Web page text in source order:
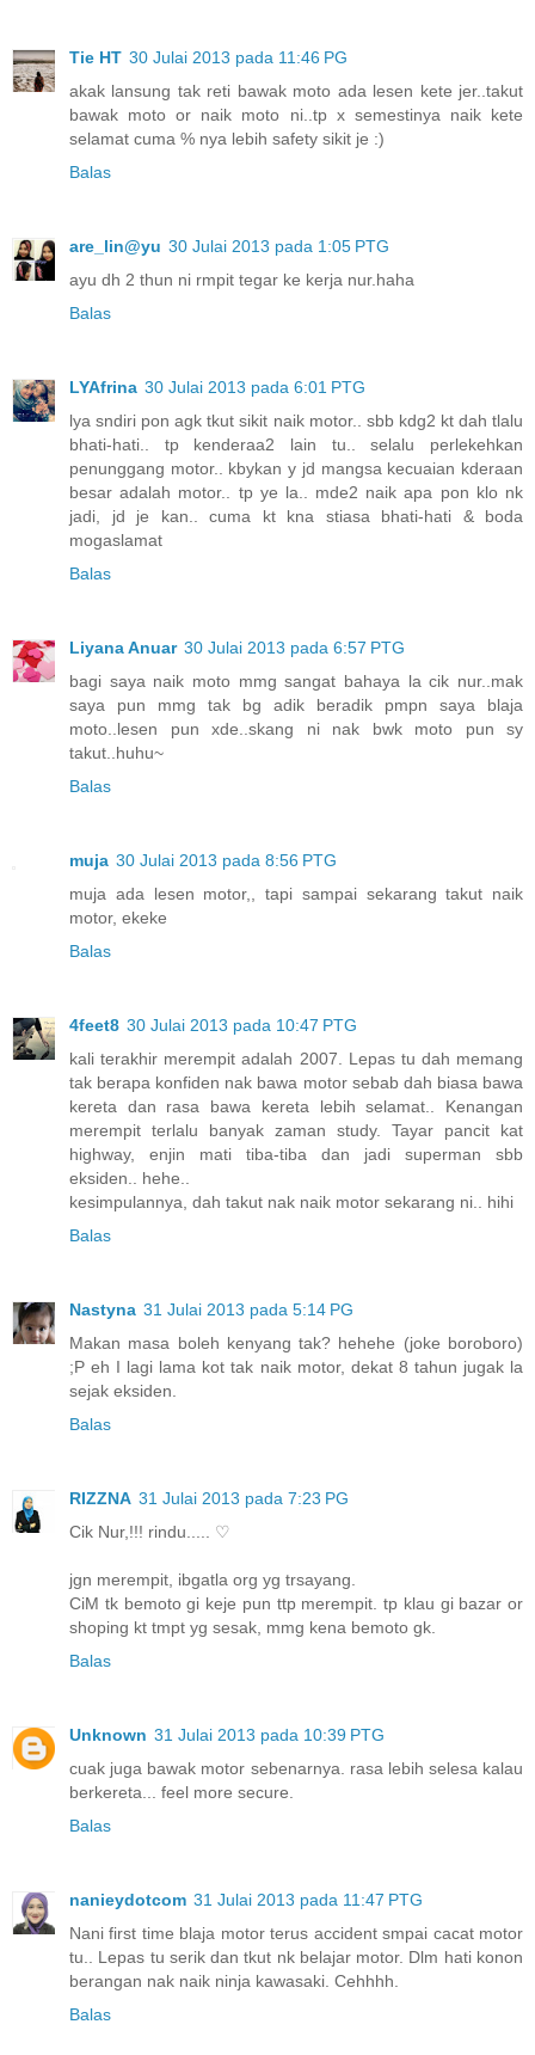
Tie HT 30 Julai 2013 pada 11:46 PG
akak lansung tak reti bawak moto ada lesen kete jer..takut
bawak moto or naik moto ni..tp x semestinya naik kete
selamat cuma % nya lebih safety sikit je :)
Balas
are_lin@yu 30 Julai 2013 pada 1:05 PTG
ayu dh 2 thun ni rmpit tegar ke kerja nur.haha
Balas
LYAfrina 30 Julai 2013 pada 6:01 PTG
lya sndiri pon agk tkut sikit naik motor.. sbb kdg2 kt dah tlalu
bhati-hati.. tp kenderaa2 lain tu.. selalu perlekehkan
penunggang motor.. kbykan y jd mangsa kecuaian kderaan
besar adalah motor.. tp ye la.. mde2 naik apa pon klo nk
jadi, jd je kan.. cuma kt kna stiasa bhati-hati & boda
mogaslamat
Balas
Liyana Anuar 30 Julai 2013 pada 6:57 PTG
bagi saya naik moto mmg sangat bahaya la cik nur..mak
saya pun mmg tak bg adik beradik pmpn saya blaja
moto..lesen pun xde..skang ni nak bwk moto pun sy
takut..huhu~
Balas
muja 30 Julai 2013 pada 8:56 PTG
muja ada lesen motor,, tapi sampai sekarang takut naik
motor, ekeke
Balas
4feet8 30 Julai 2013 pada 10:47 PTG
kali terakhir merempit adalah 2007. Lepas tu dah memang
tak berapa konfiden nak bawa motor sebab dah biasa bawa
kereta dan rasa bawa kereta lebih selamat.. Kenangan
merempit terlalu banyak zaman study. Tayar pancit kat
highway, enjin mati tiba-tiba dan jadi superman sbb
eksiden.. hehe..
kesimpulannya, dah takut nak naik motor sekarang ni.. hihi
Balas
Nastyna 31 Julai 2013 pada 5:14 PG
Makan masa boleh kenyang tak? hehehe (joke boroboro)
;P eh I lagi lama kot tak naik motor, dekat 8 tahun jugak la
sejak eksiden.
Balas
RIZZNA 31 Julai 2013 pada 7:23 PG
Cik Nur,!!! rindu..... ♡
jgn merempit, ibgatla org yg trsayang.
CiM tk bemoto gi keje pun ttp merempit. tp klau gi bazar or
shoping kt tmpt yg sesak, mmg kena bemoto gk.
Balas
Unknown 31 Julai 2013 pada 10:39 PTG
cuak juga bawak motor sebenarnya. rasa lebih selesa kalau
berkereta... feel more secure.
Balas
nanieydotcom 31 Julai 2013 pada 11:47 PTG
Nani first time blaja motor terus accident smpai cacat motor
tu.. Lepas tu serik dan tkut nk belajar motor. Dlm hati konon
berangan nak naik ninja kawasaki. Cehhhh.
Balas